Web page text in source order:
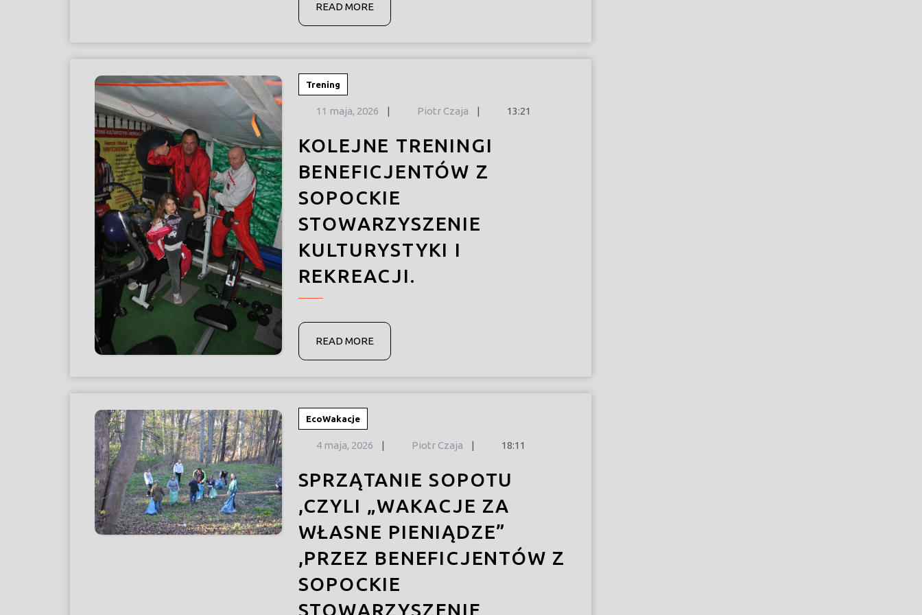
READ MOREREAD
MORE
Trening
11 maja, 2026 11
2026
| Piotr Czaja | 13:21
KOLEJNE TRENINGI
BENEFICJENTÓW Z
SOPOCKIE
STOWARZYSZENIE
KULTURYSTYKI I
REKREACJI.
READ MOREREAD
MORE
EcoWakacje
4 maja, 2026
2026
| Piotr Czaja | 18:11
SPRZĄTANIE SOPOTU
,CZYLI „WAKACJE ZA
WŁASNE PIENIĄDZE”
,PRZEZ BENEFICJENTÓW Z
SOPOCKIE
STOWARZYSZENIE